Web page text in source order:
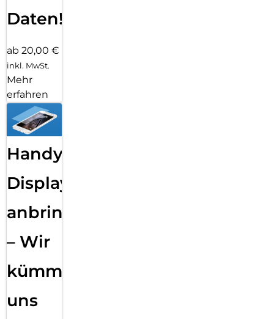
Daten!
ab 20,00 €
inkl. MwSt.
Mehr
erfahren
Handy
Displayfolie
anbringen
– Wir
kümmern
uns